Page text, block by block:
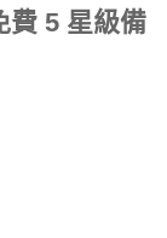
費 5 星級備